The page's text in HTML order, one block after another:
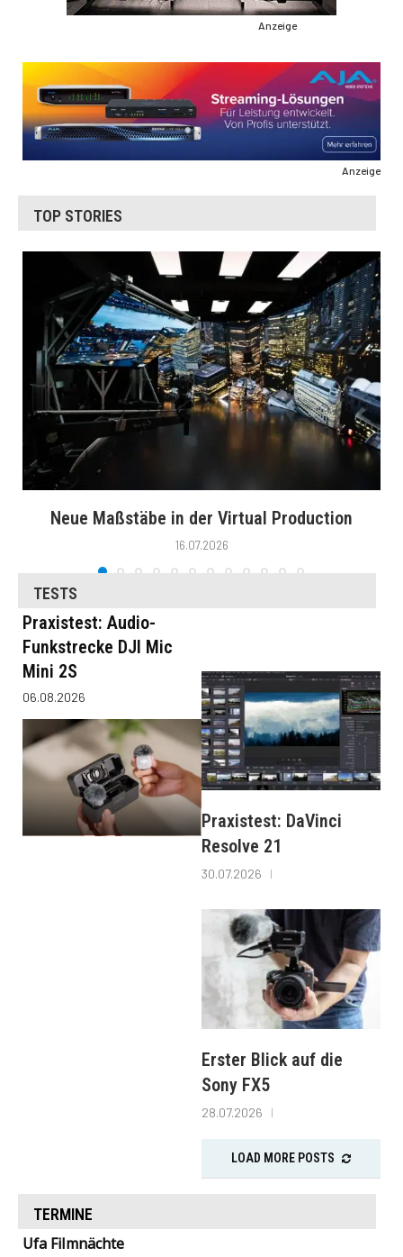
Anzeige
Anzeige
TOP STORIES
Neue Maßstäbe in der Virtual Production
16.07.2026
TESTS
Praxistest: Audio-
Funkstrecke DJI Mic
Mini 2S
06.08.2026
Praxistest: DaVinci
Resolve 21
30.07.2026
Erster Blick auf die
Sony FX5
28.07.2026
LOAD MORE POSTS
TERMINE
Ufa Filmnächte